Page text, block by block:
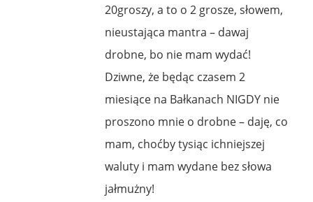
20groszy, a to o 2 grosze, słowem,
nieustająca mantra – dawaj
drobne, bo nie mam wydać!
Dziwne, że będąc czasem 2
miesiące na Bałkanach NIGDY nie
proszono mnie o drobne – daję, co
mam, choćby tysiąc ichniejszej
waluty i mam wydane bez słowa
jałmużny!